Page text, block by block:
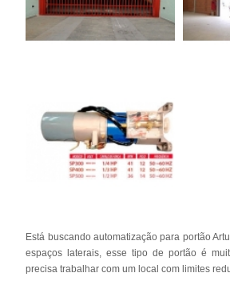
Está buscando automatização para portão
espaços laterais, esse tipo de portão é
precisa trabalhar com um local com limites